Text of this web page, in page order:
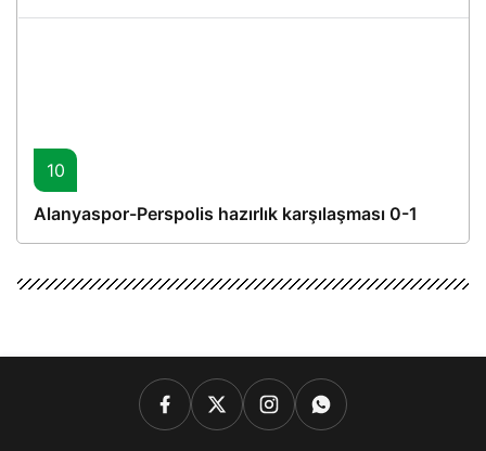
10
Alanyaspor-Perspolis hazırlık karşılaşması 0-1